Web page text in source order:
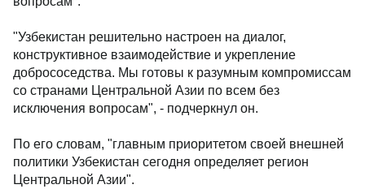
"Узбекистан решительно настроен на диалог,
конструктивное взаимодействие и укрепление
добрососедства. Мы готовы к разумным компромиссам
со странами Центральной Азии по всем без
исключения вопросам", - подчеркнул он.
По его словам, "главным приоритетом своей внешней
политики Узбекистан сегодня определяет регион
Центральной Азии".